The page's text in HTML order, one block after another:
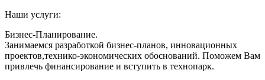
Наши услуги:
Бизнес-Планирование.
Занимаемся разработкой бизнес-планов, инновационных
проектов,технико-экономических обоснований. Поможем Вам
привлечь финансирование и вступить в технопарк.